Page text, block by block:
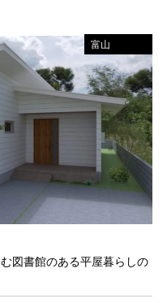
富山
図書館のある平屋暮らしの